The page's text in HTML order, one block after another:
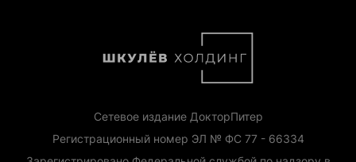
Сетевое издание ДокторПитер
Регистрационный номер ЭЛ № ФС 77 - 66334